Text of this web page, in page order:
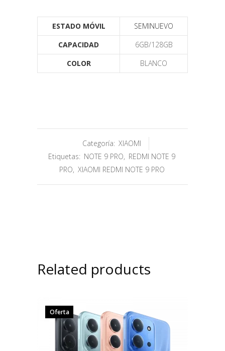
ESTADO MÓVIL
SEMINUEVO
CAPACIDAD
6GB/128GB
COLOR
BLANCO
Categoría: XIAOMI
Etiquetas: NOTE 9 PRO, REDMI NOTE 9
PRO, XIAOMI REDMI NOTE 9 PRO
Related products
Oferta